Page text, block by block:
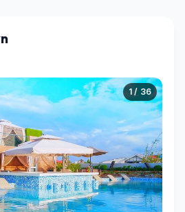
1 / 36